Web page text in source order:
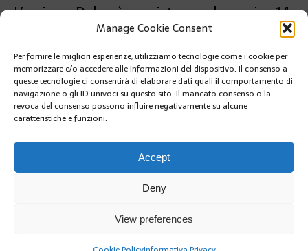
Manage Cookie Consent
Per fornire le migliori esperienze, utilizziamo tecnologie come i cookie per
memorizzare e/o accedere alle informazioni del dispositivo. Il consenso a
queste tecnologie ci consentirà di elaborare dati quali il comportamento di
navigazione o gli ID univoci su questo sito. Il mancato consenso o la
revoca del consenso possono influire negativamente su alcune
caratteristiche e funzioni.
Accept
Deny
View preferences
L’arrivo a Dakar è previsto per domenica 14
PRÉCÉDENT
NOTTE DI SAN SILVESTRO A MONACO